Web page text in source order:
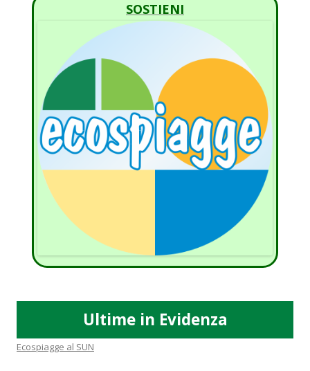
SOSTIENI
Ultime in Evidenza
Ecospiagge al SUN